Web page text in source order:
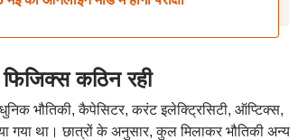
कठिन रही
भौतिकी, कैपेसिटर, करंट इलेक्ट्रिसिटी, ऑप्टिक्स,
गया था। छात्रों के अनुसार, कुल मिलाकर भौतिकी अन्य